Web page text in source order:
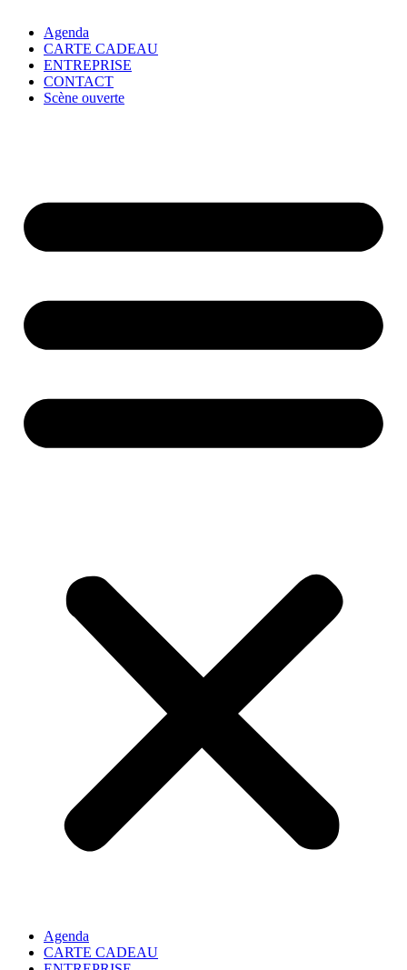
Agenda
CARTE CADEAU
ENTREPRISE
CONTACT
Scène ouverte
Agenda
CARTE CADEAU